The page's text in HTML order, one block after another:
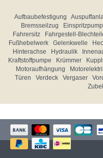
Aufbaubefestigung
Bremsseilzug
Fahrersitz
Fahrgestell-
Fußhebelwerk
Gelenkwelle
Hinterachse
Hydraulik
Kraftstoffpumpe
Krümmer
Motoraufhängung
Türen
Verdeck Vergaser